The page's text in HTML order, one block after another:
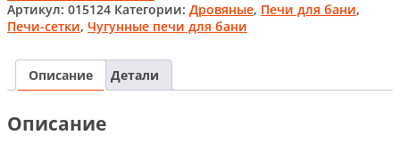
Артикул: 015124 Категории: Дровяные, Печи для бани,
Печи-сетки, Чугунные печи для бани
Описание Детали
Описание